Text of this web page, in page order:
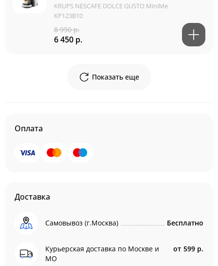
KRUPS NESCAFE DOLCE GUSTO MiniMe
KP123B10
8 990 р.
6 450 р.
Показать еще
Оплата
Доставка
Самовывоз (г.Москва) Бесплатно
Курьерская доставка по Москве и
МО
от 599 р.